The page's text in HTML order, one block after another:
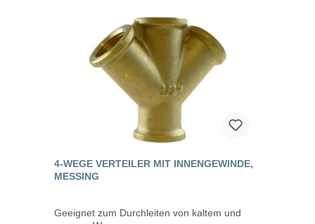
4-WEGE VERTEILER MIT INNENGEWINDE,
MESSING
Geeignet zum Durchleiten von kaltem und